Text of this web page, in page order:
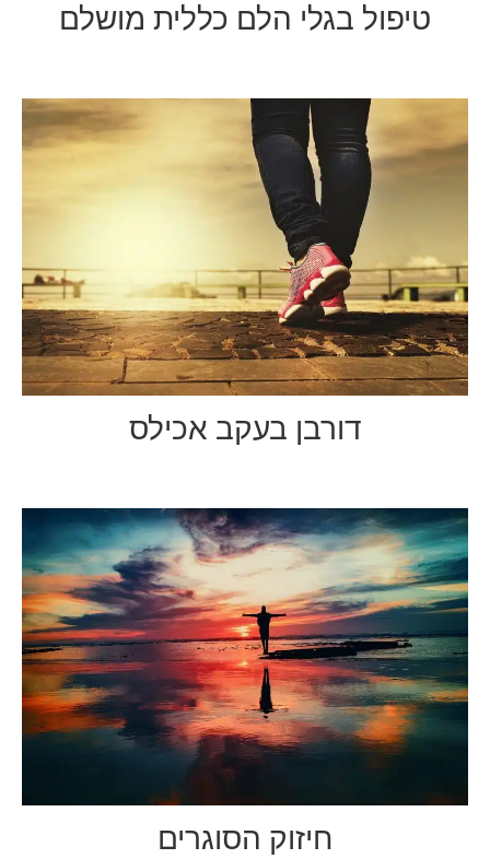
טיפול בגלי הלם כללית מושלם
דורבן בעקב אכילס
חיזוק הסוגרים